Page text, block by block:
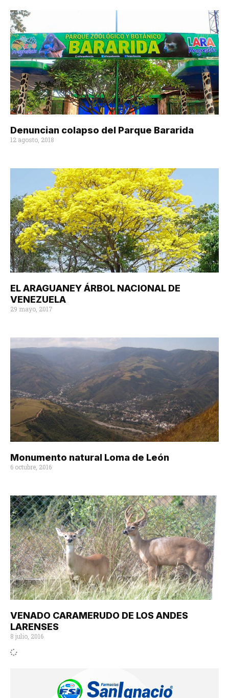
Denuncian colapso del Parque Bararida
12 agosto, 2018
EL ARAGUANEY ÁRBOL NACIONAL DE
VENEZUELA
29 mayo, 2017
Monumento natural Loma de León
6 octubre, 2016
VENADO CARAMERUDO DE LOS ANDES
LARENSES
8 julio, 2016